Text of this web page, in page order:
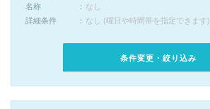
名称
なし
詳細条件
なし (曜日や時間帯を指定できます)
条件変更・絞り込み